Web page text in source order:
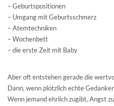
– Geburtspositionen
– Umgang mit Geburtsschmerz
– Atemtechniken
– Wochenbett
– die erste Zeit mit Baby
Aber oft entstehen gerade die
Dann, wenn plötzlich echte
Wenn jemand ehrlich zugibt, Angst